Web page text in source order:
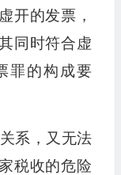
开的发票，
同时符合虚
罪的构成要
系，又无法
税收的危险